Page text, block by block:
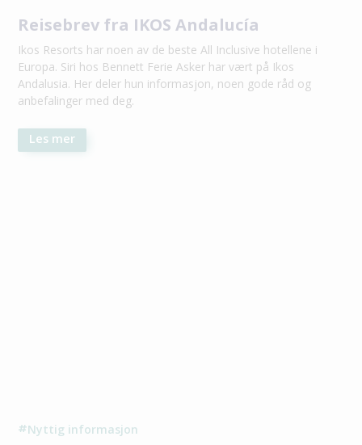
Reisebrev fra IKOS Andalucía
Ikos Resorts har noen av de beste All Inclusive hotellene i
Europa. Siri hos Bennett Ferie Asker har vært på Ikos
Andalusia. Her deler hun informasjon, noen gode råd og
anbefalinger med deg.
Les mer
#Nyttig informasjon